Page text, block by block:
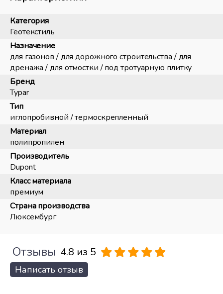
Категория
Геотекстиль
Назначение
для газонов / для дорожного строительства / для
дренажа / для отмостки / под тротуарную плитку
Бренд
Typar
Тип
иглопробивной / термоскрепленный
Материал
полипропилен
Производитель
Dupont
Класс материала
премиум
Страна производства
Люксембург
Отзывы 4.8 из 5
Написать отзыв